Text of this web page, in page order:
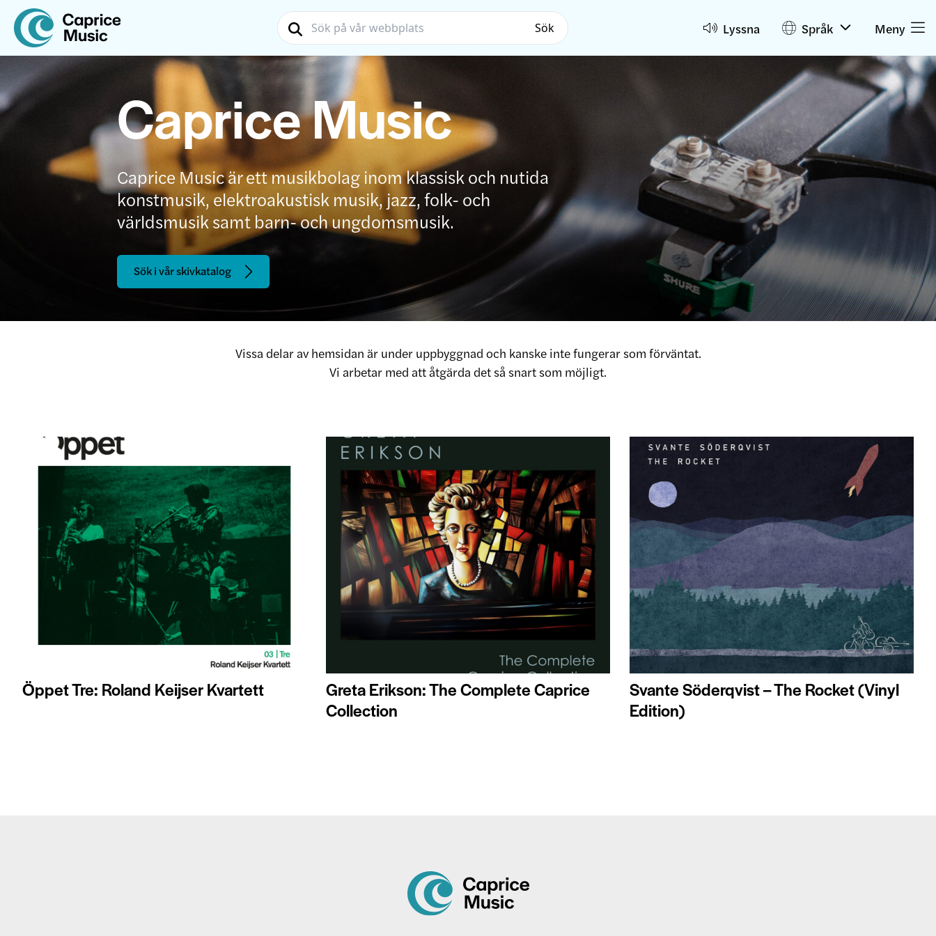
Sök Lyssna Språk Meny
Caprice Music
Caprice Music är ett musikbolag inom klassisk och nutida
konstmusik, elektroakustisk musik, jazz, folk- och
världsmusik samt barn- och ungdomsmusik.
Sök i vår skivkatalog
Vissa delar av hemsidan är under uppbyggnad och kanske inte fungerar som förväntat.
Vi arbetar med att åtgärda det så snart som möjligt.
Öppet Tre: Roland Keijser Kvartett
Greta Erikson: The Complete Caprice
Collection
Svante Söderqvist – The Rocket (Vinyl
Edition)